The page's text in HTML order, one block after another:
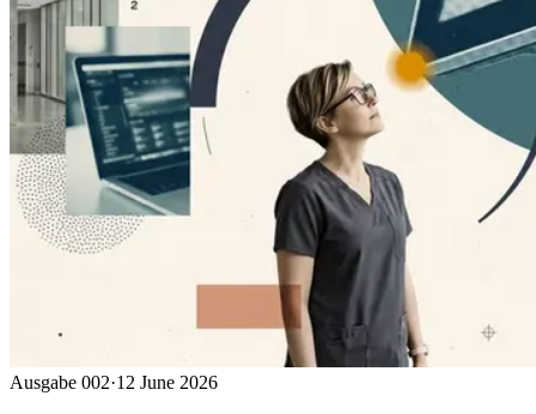
Ausgabe 002·12 June 2026